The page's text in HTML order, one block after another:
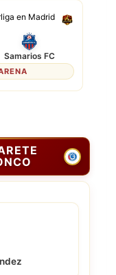
en Madrid
Samarios FC